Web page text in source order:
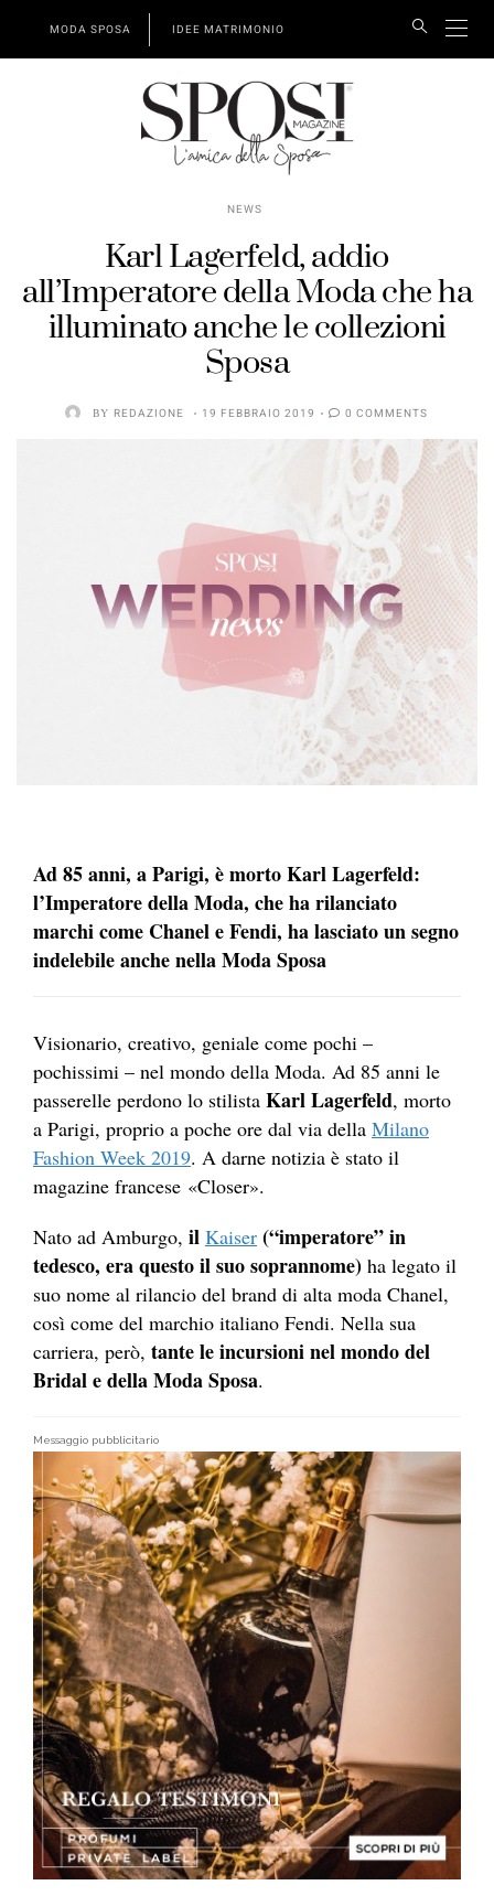
MODA SPOSA IDEE MATRIMONIO
NEWS
Karl Lagerfeld, addio
all’Imperatore della Moda che ha
illuminato anche le collezioni
Sposa
BY REDAZIONE 19 FEBBRAIO 2019 0 COMMENTS
Ad 85 anni, a Parigi, è morto Karl Lagerfeld:
l’Imperatore della Moda, che ha rilanciato
marchi come Chanel e Fendi, ha lasciato un segno
indelebile anche nella Moda Sposa
Visionario, creativo, geniale come pochi –
pochissimi – nel mondo della Moda. Ad 85 anni le
passerelle perdono lo stilista Karl Lagerfeld, morto
a Parigi, proprio a poche ore dal via della Milano
Fashion Week 2019. A darne notizia è stato il
magazine francese «Closer».
Nato ad Amburgo, il Kaiser (“imperatore” in
tedesco, era questo il suo soprannome) ha legato il
suo nome al rilancio del brand di alta moda Chanel,
così come del marchio italiano Fendi. Nella sua
carriera, però, tante le incursioni nel mondo del
Bridal e della Moda Sposa.
Messaggio pubblicitario